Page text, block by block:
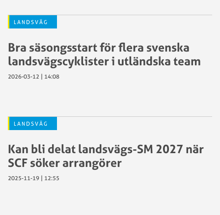
LANDSVÄG
Bra säsongsstart för flera svenska
landsvägscyklister i utländska team
2026-03-12 | 14:08
LANDSVÄG
Kan bli delat landsvägs-SM 2027 när
SCF söker arrangörer
2025-11-19 | 12:55